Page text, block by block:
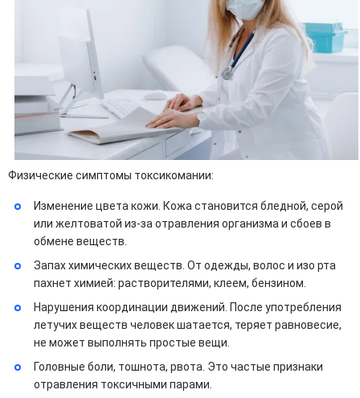
Физические симптомы токсикомании:
Изменение цвета кожи. Кожа становится бледной, серой
или желтоватой из-за отравления организма и сбоев в
обмене веществ.
Запах химических веществ. От одежды, волос и изо рта
пахнет химией: растворителями, клеем, бензином.
Нарушения координации движений. После употребления
летучих веществ человек шатается, теряет равновесие,
не может выполнять простые вещи.
Головные боли, тошнота, рвота. Это частые признаки
отравления токсичными парами.